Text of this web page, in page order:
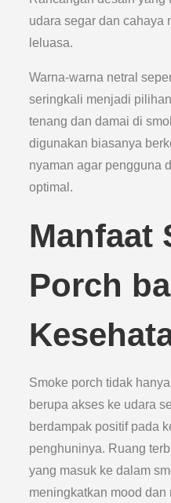
udara segar dan cahaya
leluasa.
Warna-warna netral
seringkali menjadi
tenang dan damai di
digunakan biasanya
nyaman agar pengguna
optimal.
Manfaat
Porch
Smoke porch tidak
berupa akses ke udara
berdampak positif pada
penghuninya. Ruang
yang masuk ke dalam
meningkatkan mood dan